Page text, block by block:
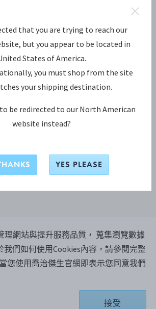
椒罐 2A
同，配送時間約 8-12 個工作 周.
理網站與提升服務品質， 蒐集瀏覽數據
我們如何使用Cookies內容，請參閱完整
當您使用喬治傑生官網即表示您同意我們
接受
that you are trying to reach our
but you appear to be located in
States of America.
you must shop from the site
your shipping destination.
be redirected to our North American
website instead?
YES PLEASE